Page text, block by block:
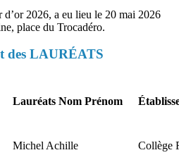
2026, a eu lieu le 20 mai 2026
place du Trocadéro.
des LAURÉATS
Lauréats Nom Prénom
Michel Achille Collège